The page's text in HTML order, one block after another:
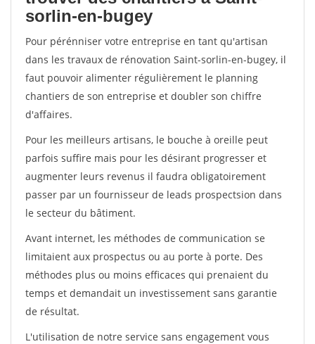
sorlin-en-bugey
Pour pérénniser votre entreprise en tant qu'artisan
dans les travaux de rénovation Saint-sorlin-en-bugey, il
faut pouvoir alimenter régulièrement le planning
chantiers de son entreprise et doubler son chiffre
d'affaires.
Pour les meilleurs artisans, le bouche à oreille peut
parfois suffire mais pour les désirant progresser et
augmenter leurs revenus il faudra obligatoirement
passer par un fournisseur de leads prospectsion dans
le secteur du bâtiment.
Avant internet, les méthodes de communication se
limitaient aux prospectus ou au porte à porte. Des
méthodes plus ou moins efficaces qui prenaient du
temps et demandait un investissement sans garantie
de résultat.
L'utilisation de notre service sans engagement vous